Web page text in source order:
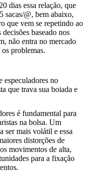
dias essa relação, que
sacas/@, bem abaixo,
que vem se repetindo ao
baseado nos
não entra no mercado
problemas.
especuladores no
que trava sua boiada e
é fundamental para
na bolsa. Um
ser mais volátil e essa
distorções de
movimentos de alta,
para a fixação